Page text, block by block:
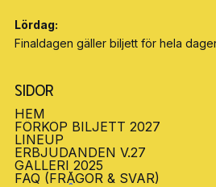
Lördag:
Finaldagen gäller biljett för hela
Sidor
HEM
HEM
FÖRKÖP BILJETT 2027
BILJETTER
LINEUP
LINEUP
ERBJUDANDEN V.27
ERBJUDANDEN V.27
GALLERI 2025
GALLERI 2025
FAQ (FRÅGOR & SVAR)